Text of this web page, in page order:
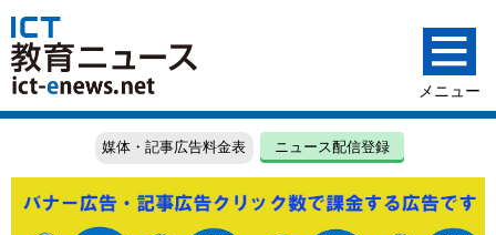
媒体・記事広告料金表 ニュース配信登録